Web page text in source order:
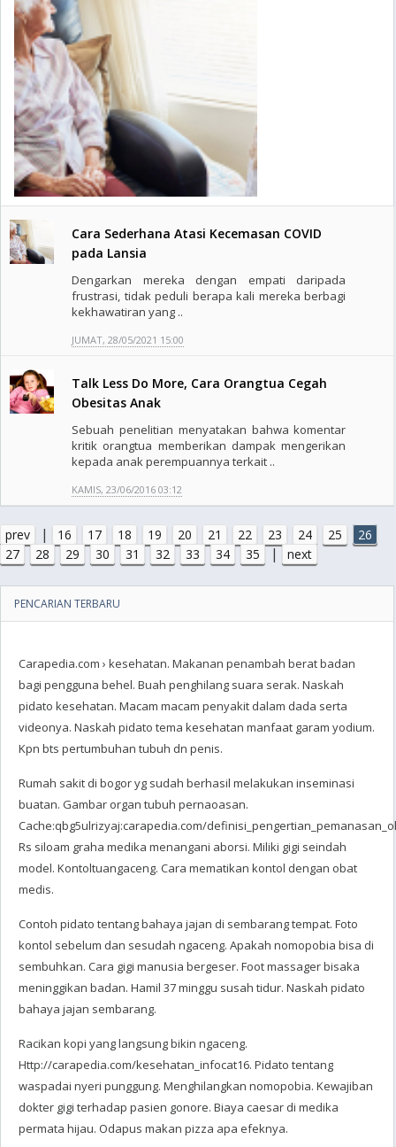
Cara Sederhana Atasi Kecemasan COVID
pada Lansia
Dengarkan mereka dengan empati daripada
frustrasi, tidak peduli berapa kali mereka berbagi
kekhawatiran yang ..
JUMAT, 28/05/2021 15:00
Talk Less Do More, Cara Orangtua Cegah
Obesitas Anak
Sebuah penelitian menyatakan bahwa komentar
kritik orangtua memberikan dampak mengerikan
kepada anak perempuannya terkait ..
KAMIS, 23/06/2016 03:12
prev | 16 17 18 19 20 21 22 23 24 25
26
27
28 29 30 31 32 33 34 35 | next
PENCARIAN TERBARU
Carapedia.com › kesehatan‎. Makanan penambah berat badan
bagi pengguna behel. Buah penghilang suara serak. Naskah
pidato kesehatan. Macam macam penyakit dalam dada serta
videonya. Naskah pidato tema kesehatan manfaat garam yodium.
Kpn bts pertumbuhan tubuh dn penis.
Rumah sakit di bogor yg sudah berhasil melakukan inseminasi
buatan. Gambar organ tubuh pernaoasan.
Cache:qbg5ulrizyaj:carapedia.com/
Rs siloam graha medika menangani aborsi. Miliki gigi seindah
model. Kontoltuangaceng. Cara mematikan kontol dengan obat
medis.
Contoh pidato tentang bahaya jajan di sembarang tempat. Foto
kontol sebelum dan sesudah ngaceng. Apakah nomopobia bisa di
sembuhkan. Cara gigi manusia bergeser. Foot massager bisaka
meninggikan badan. Hamil 37 minggu susah tidur. Naskah pidato
bahaya jajan sembarang.
Racikan kopi yang langsung bikin ngaceng.
Http://carapedia.com/kesehatan_infocat16. Pidato tentang
waspadai nyeri punggung. Menghilangkan nomopobia. Kewajiban
dokter gigi terhadap pasien gonore. Biaya caesar di medika
permata hijau. Odapus makan pizza apa efeknya.